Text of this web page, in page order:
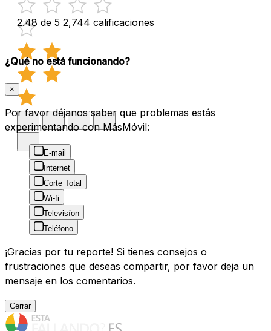
2.48 de 5 2,744 calificaciones
¿Qué no está funcionando?
×
Por favor déjanos saber que problemas estás
experimentando con MásMóvil:
E-mail
Internet
Corte Total
Wi-fi
Televisíon
Teléfono
¡Gracias por tu reporte! Si tienes consejos o
frustraciones que deseas compartir, por favor deja un
mensaje en los comentarios.
Cerrar